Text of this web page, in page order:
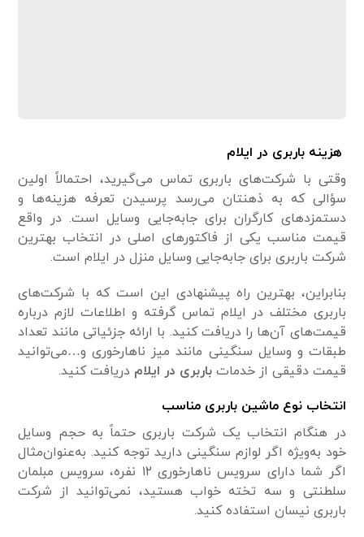
هزینه باربری در ایلام
وقتی با شرکت‌های باربری تماس می‌گیرید، احتمالاً اولین
سؤالی که به ذهنتان می‌رسد پرسیدن تعرفه هزینه‌ها و
دستمزدهای کارگران برای جابه‌جایی وسایل است. در واقع
قیمت مناسب یکی از فاکتورهای اصلی در انتخاب بهترین
شرکت باربری برای جابه‌جایی وسایل منزل در ایلام است.
بنابراین، بهترین راه پیشنهادی این است که با شرکت‌های
باربری مختلف در ایلام تماس گرفته و اطلاعات لازم درباره
قیمت‌های آن‌ها را دریافت کنید. با ارائه جزئیاتی مانند تعداد
طبقات و وسایل سنگینی مانند میز ناهارخوری و…می‌توانید
قیمت دقیقی از خدماتباربری در ایلام دریافت کنید.
انتخاب نوع ماشین باربری مناسب
در هنگام انتخاب یک شرکت باربری حتماً به حجم وسایل
خود به‌ویژه اگر لوازم سنگینی دارید توجه کنید. به‌عنوان‌مثال
اگر شما دارای سرویس ناهارخوری ۱۲ نفره، سرویس مبلمان
سلطنتی و سه تخته خواب هستید، نمی‌توانید از شرکت
باربری نیسان استفاده کنید.